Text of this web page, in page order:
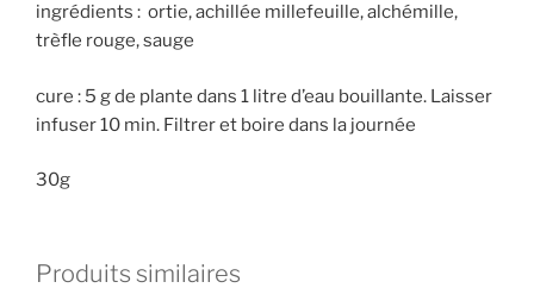
ingrédients : ortie, achillée millefeuille, alchémille,
trèfle rouge, sauge
cure : 5 g de plante dans 1 litre d’eau bouillante. Laisser
infuser 10 min. Filtrer et boire dans la journée
30g
Produits similaires